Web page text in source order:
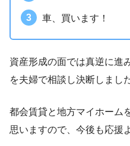
車、買います！
資産形成の面では真逆に進
を夫婦で相談し決断しまし
都会賃貸と地方マイホーム
思いますので、今後も応援